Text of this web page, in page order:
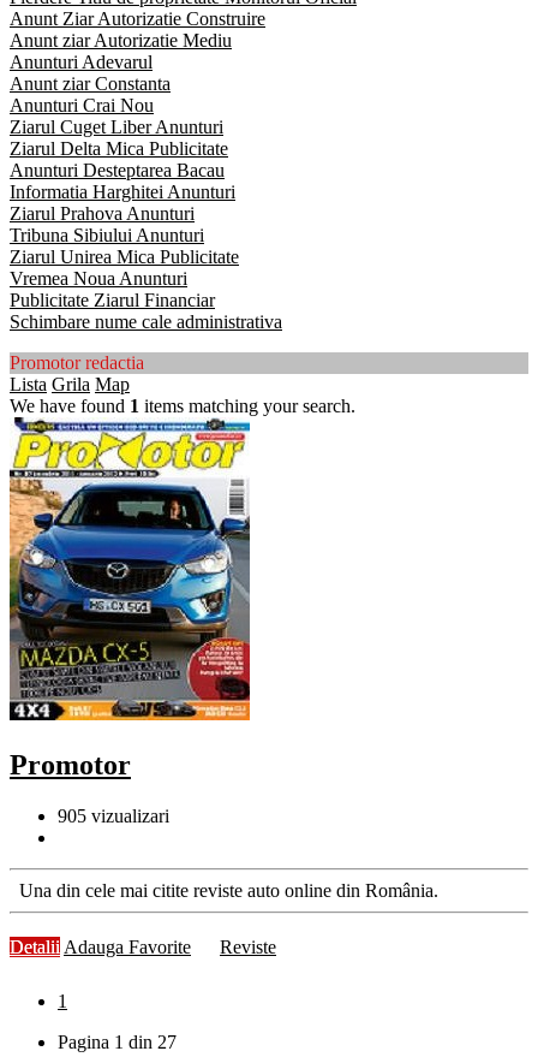
Anunt Ziar Autorizatie Construire
Anunt ziar Autorizatie Mediu
Anunturi Adevarul
Anunt ziar Constanta
Anunturi Crai Nou
Ziarul Cuget Liber Anunturi
Ziarul Delta Mica Publicitate
Anunturi Desteptarea Bacau
Informatia Harghitei Anunturi
Ziarul Prahova Anunturi
Tribuna Sibiului Anunturi
Ziarul Unirea Mica Publicitate
Vremea Noua Anunturi
Publicitate Ziarul Financiar
Schimbare nume cale administrativa
Promotor redactia
Lista Grila Map
We have found 1 items matching your search.
Promotor
905 vizualizari
Una din cele mai citite reviste auto online din România.
Detalii Adauga Favorite Reviste
1
Pagina 1 din 27